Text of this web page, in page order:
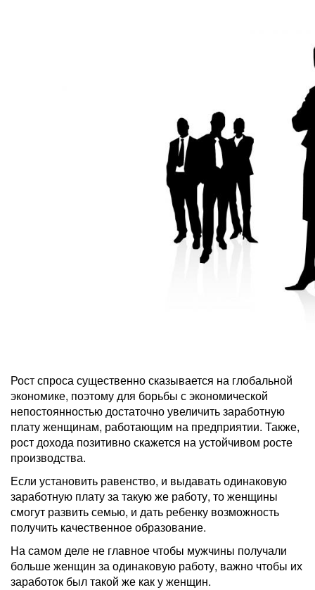
Рост спроса существенно сказывается на глобальной
экономике, поэтому для борьбы с экономической
непостоянностью достаточно увеличить заработную
плату женщинам, работающим на предприятии. Также,
рост дохода позитивно скажется на устойчивом росте
производства.
Если установить равенство, и выдавать одинаковую
заработную плату за такую же работу, то женщины
смогут развить семью, и дать ребенку возможность
получить качественное образование.
На самом деле не главное чтобы мужчины получали
больше женщин за одинаковую работу, важно чтобы их
заработок был такой же как у женщин.